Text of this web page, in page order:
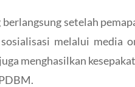
setelah
melalui media
menghasilkan